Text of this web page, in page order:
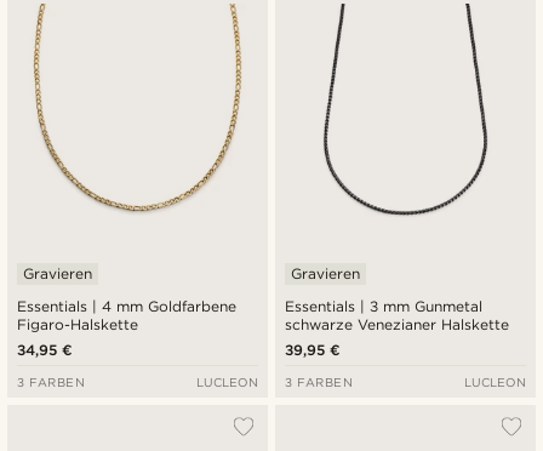
Essentials | 4 mm Goldfarbene
Figaro-Halskette
Gravieren
34,95 €
3 FARBEN LUCLEON
Essentials | 3 mm Gunmetal
schwarze Venezianer Halskette
Gravieren
39,95 €
3 FARBEN LUCLEON